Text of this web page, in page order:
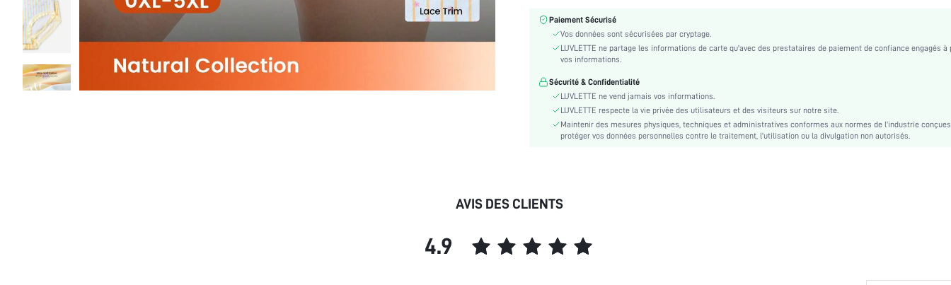
Instructions d'entretien:
Dentelle contrastée
Tissu/matériel:
Couleur:
Festivals:
Noël, Halloween, Jour de Thanksgiving, Retour à l'école, Fête de la Saint-Valentin,
Type de motif:
Unicolore
Transparent:
Non
skc:
Paiement Sécurisé
Vos données sont sécurisées par cryptage.
LUVLETTE ne partage les informations de carte qu'avec des prestataires de paiement de confiance engagés à
vos informations.
Sécurité & Confidentialité
LUVLETTE ne vend jamais vos informations.
LUVLETTE respecte la vie privée des utilisateurs et des visiteurs sur notre site.
Maintenir des mesures physiques, techniques et administratives conformes aux normes de l'industrie
protéger vos données personnelles contre le traitement, l'utilisation ou la divulgation non autorisés.
AVIS DES CLIENTS
4.9